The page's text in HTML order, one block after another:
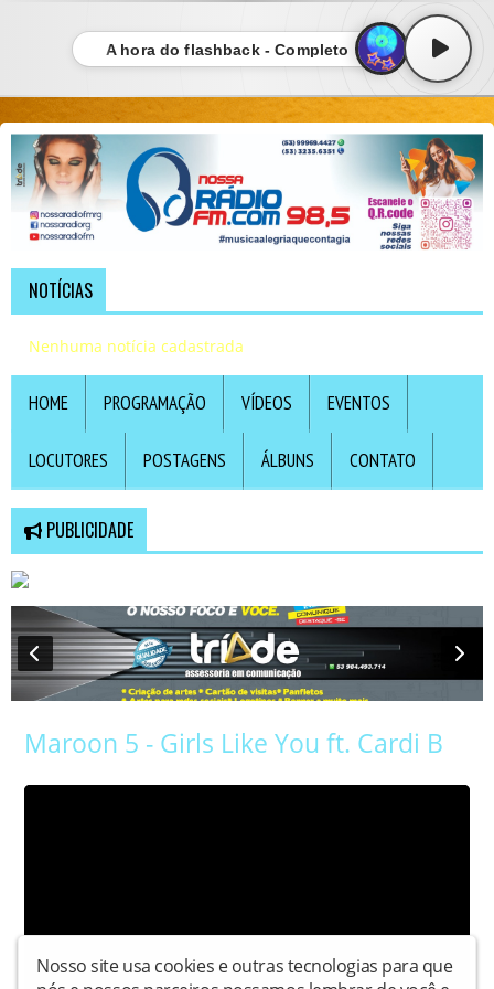
A hora do flashback - Completo
NOTÍCIAS
Nenhuma notícia cadastrada
HOME PROGRAMAÇÃO VÍDEOS EVENTOS
LOCUTORES POSTAGENS ÁLBUNS CONTATO
PUBLICIDADE
Maroon 5 - Girls Like You ft. Cardi B
Nosso site usa cookies e outras tecnologias para que